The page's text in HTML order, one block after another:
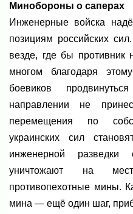
Минобороны о саперах
Инженерные войска
позициям российских
везде, где бы противник
многом благодаря
боевиков
направлении не
перемещения по
украинских сил
инженерной
уничтожают на
противопехотные мины.
мина — ещё один шаг,